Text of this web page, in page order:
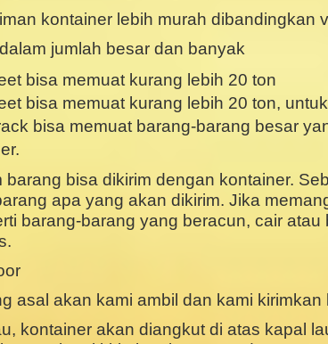
kontainer lebih murah dibandingkan
jumlah besar dan banyak
bisa memuat kurang lebih 20 ton
bisa memuat kurang lebih 20 ton,
bisa memuat barang-barang besar
barang bisa dikirim dengan kontainer.
apa yang akan dikirim. Jika
barang-barang yang beracun, cair
asal akan kami ambil dan kami kirimkan
kontainer akan diangkut di atas kapal